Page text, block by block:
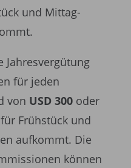
und Mittag-
Jahresvergütung
für jeden
von USD 300 oder
Frühstück und
aufkommt. Die
können